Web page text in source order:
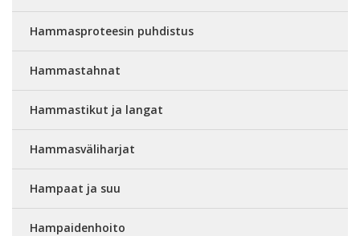
Hammasproteesin puhdistus
Hammastahnat
Hammastikut ja langat
Hammasväliharjat
Hampaat ja suu
Hampaidenhoito